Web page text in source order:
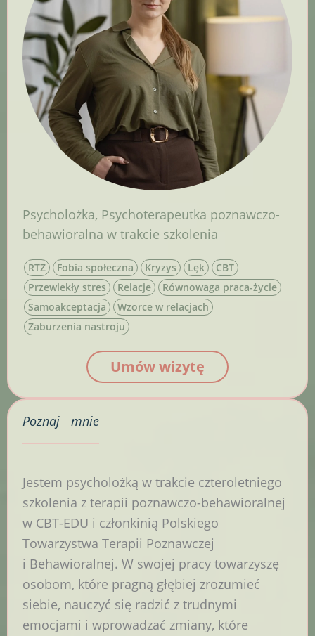
Psycholożka, Psychoterapeutka poznawczo-
behawioralna w trakcie szkolenia
RTZ Fobia społeczna Kryzys Lęk
CBT
Przewlekły stres
Relacje
Równowaga praca-życie
Samoakceptacja
Wzorce w relacjach
Zaburzenia nastroju
Umów wizytę
Poznaj mnie
Jestem psycholożką w trakcie czteroletniego
szkolenia z terapii poznawczo-behawioralnej
w CBT-EDU i członkinią Polskiego
Towarzystwa Terapii Poznawczej
i Behawioralnej. W swojej pracy towarzyszę
osobom, które pragną głębiej zrozumieć
siebie, nauczyć się radzić z trudnymi
emocjami i wprowadzać zmiany, które